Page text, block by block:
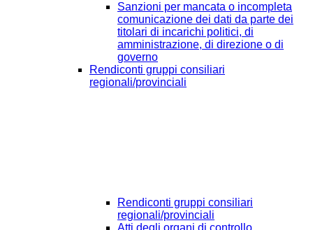
Sanzioni per mancata o incompleta
comunicazione dei dati da parte dei
titolari di incarichi politici, di
amministrazione, di direzione o di
governo
Rendiconti gruppi consiliari
regionali/provinciali
Rendiconti gruppi consiliari
regionali/provinciali